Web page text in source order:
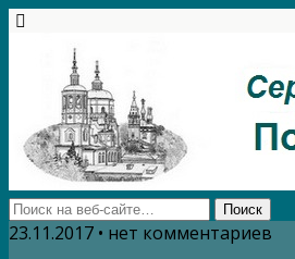
23.11.2017 • нет комментариев